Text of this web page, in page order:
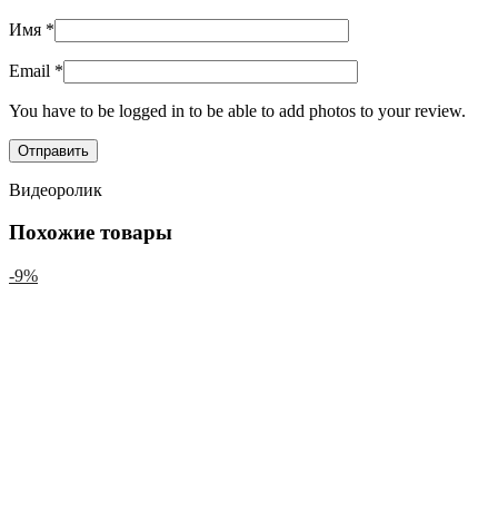
Имя *
Email *
You have to be logged in to be able to add photos to your review.
Видеоролик
Похожие товары
-9%